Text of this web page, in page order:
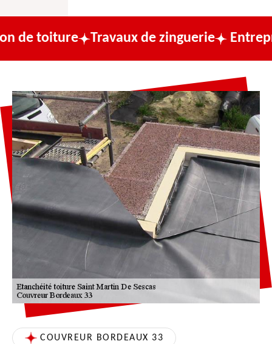
Travaux de zinguerie Entreprise de
COUVREUR BORDEAUX 33